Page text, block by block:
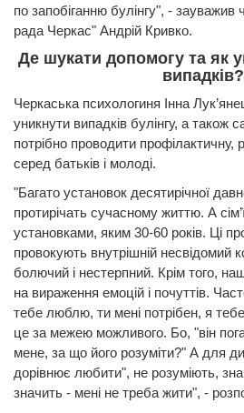
по запобіганню булінгу", -
рада Черкас" Андрій Кривко.
Де шукати допомогу та як
випадків?
Черкаська психологиня Інна
уникнути випадків булінгу, а також
потрібно проводити профілактичну,
серед батьків і молоді.
"Багато установок десятирічної
протирічать сучасному життю. А
установками, яким 30-60 років. Ці
провокують внутрішній несвідомий
болючий і нестерпний. Крім того,
на вираження емоцій і почуттів.
тебе люблю, ти мені потрібен, я
це за межею можливого. Бо, "він
мене, за що його розуміти?" А для
дорівнює любити", не розуміють,
значить - мені не треба жити", -